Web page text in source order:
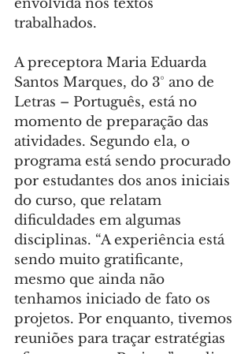
envolvida nos textos
trabalhados.
A preceptora Maria Eduarda
Santos Marques, do 3° ano de
Letras – Português, está no
momento de preparação das
atividades. Segundo ela, o
programa está sendo procurado
por estudantes dos anos iniciais
do curso, que relatam
dificuldades em algumas
disciplinas. “A experiência está
sendo muito gratificante,
mesmo que ainda não
tenhamos iniciado de fato os
projetos. Por enquanto, tivemos
reuniões para traçar estratégias